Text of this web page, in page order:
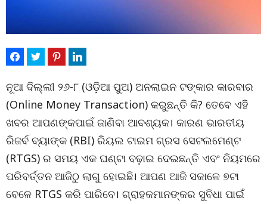
ନୂଆ ଦିଲ୍ଲୀ ୨୬-୮ (ଓଡ଼ିଆ ପୁଅ) ଅନଲାଇନ ଟଙ୍କାର କାରବାର
(Online Money Transaction) କରୁଛନ୍ତି କି? ତେବେ ଏହି
ଖବର ଆପଣଙ୍କପାଇଁ ଜାଣିବା ଆବଶ୍ୟକ। କାରଣ ଭାରତୀୟ
ରିଜର୍ବ ବ୍ୟାଙ୍କ (RBI) ରିୟଲ ଟାଇମ ଗ୍ରସ ସେଟଲମେଣ୍ଟ
(RTGS) ର ସମୟ ଏକ ଘଣ୍ଟା ବଢ଼ାଇ ଦେଇଛନ୍ତି ଏବଂ ନିୟମରେ
ପରିବର୍ତ୍ତନ ଆଜିଠୁ ଲାଗୁ ହୋଇଛି। ଆପଣ ଆଜି ସକାଳେ ୭ଟା
ବେଳେ RTGS କରି ପାରିବେ। ଗ୍ରାହକମାନଙ୍କର ସୁବିଧା ପାଇଁ